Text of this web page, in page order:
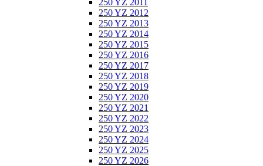
250 YZ 2011
250 YZ 2012
250 YZ 2013
250 YZ 2014
250 YZ 2015
250 YZ 2016
250 YZ 2017
250 YZ 2018
250 YZ 2019
250 YZ 2020
250 YZ 2021
250 YZ 2022
250 YZ 2023
250 YZ 2024
250 YZ 2025
250 YZ 2026